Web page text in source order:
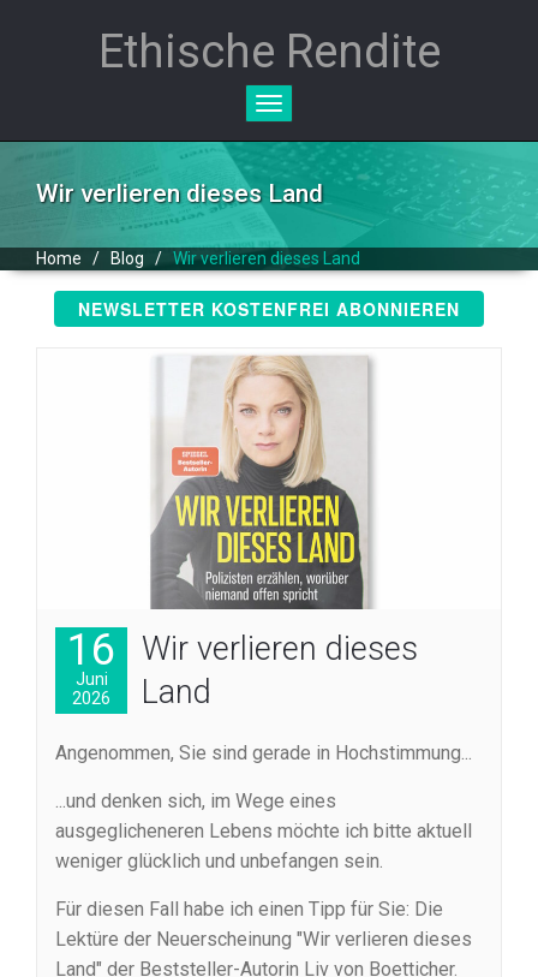
Ethische Rendite
Toggle
Wir verlieren dieses Land
Home / Blog / Wir verlieren dieses Land
NEWSLETTER KOSTENFREI ABONNIEREN
16
Juni
2026
Wir verlieren dieses
Land
Angenommen, Sie sind gerade in Hochstimmung...
...und denken sich, im Wege eines
ausgeglicheneren Lebens möchte ich bitte aktuell
weniger glücklich und unbefangen sein.
Für diesen Fall habe ich einen Tipp für Sie: Die
Lektüre der Neuerscheinung "Wir verlieren dieses
Land" der Beststeller-Autorin Liv von Boetticher.